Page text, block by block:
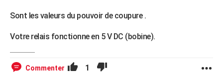
Sont les valeurs du pouvoir de coupure .
Votre relais fonctionne en 5 V DC (bobine).
Commenter 1